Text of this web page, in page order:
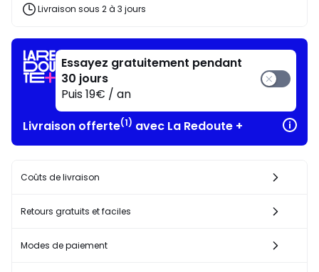
articles
profite
!
Livraison sous 2 à 3 jours
Essayez gratuitement pendant
30 jours
Puis 19€ / an
Livraison offerte(1) avec La Redoute +
Coûts de livraison
Retours gratuits et faciles
Modes de paiement